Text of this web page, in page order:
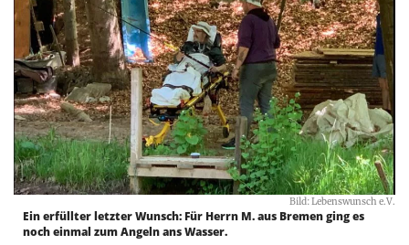
Bild: Lebenswunsch e.V.
Ein erfüllter letzter Wunsch: Für Herrn M. aus Bremen ging es
noch einmal zum Angeln ans Wasser.